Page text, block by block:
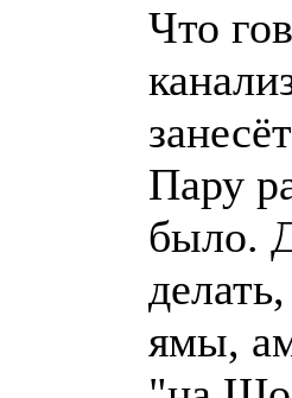
Что
Пару
было.
ямы,